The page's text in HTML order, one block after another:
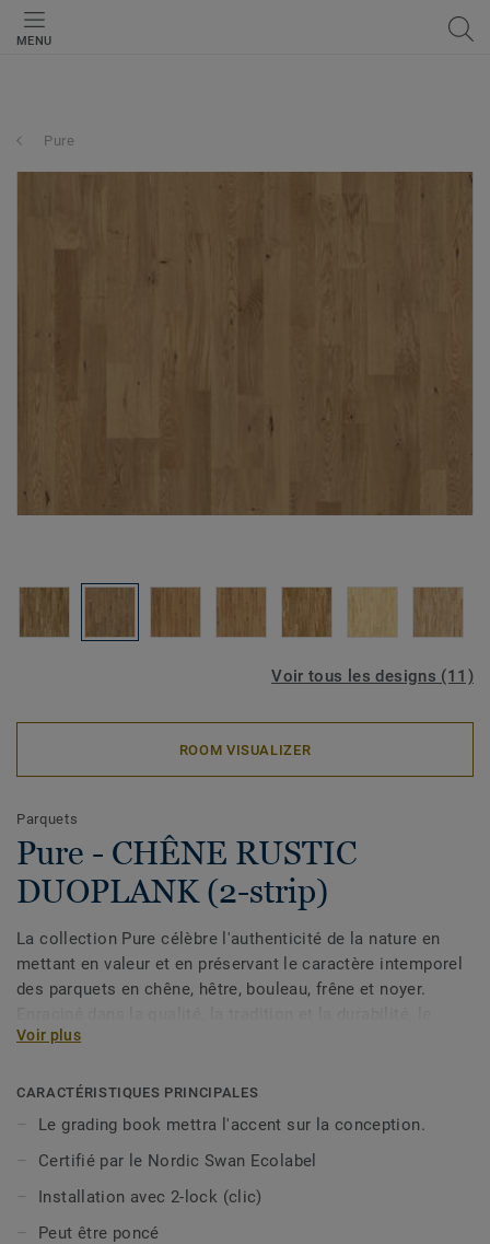
MENU
Pure
Voir tous les designs (11)
ROOM VISUALIZER
Parquets
Pure - CHÊNE RUSTIC
DUOPLANK (2-strip)
La collection Pure célèbre l'authenticité de la nature en
mettant en valeur et en préservant le caractère intemporel
des parquets en chêne, hêtre, bouleau, frêne et noyer.
caractère unique de chaque essence de bois ne se démode
structure distincts de chaque planche.
Voir plus
CARACTÉRISTIQUES PRINCIPALES
Le grading book mettra l'accent sur la conception.
Certifié par le Nordic Swan Ecolabel
Installation avec 2-lock (clic)
Peut être poncé